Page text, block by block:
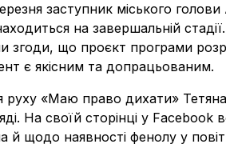
заступник міського
на завершальній
згоди, що проєкт програми
є якісним та допрацьованим.
руху «Маю право дихати»
На своїй сторінці у
щодо наявності фенолу у